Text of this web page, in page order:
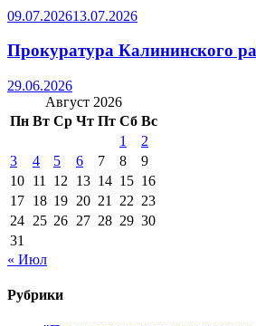
09.07.202613.07.2026
Прокуратура Калининского
29.06.2026
Август 2026
Пн Вт Ср Чт Пт Сб Вс
1
2
3
4 5 6 7 8
9
10 11 12 13 14 15 16
17 18 19 20 21 22 23
24 25 26 27 28 29 30
31
« Июл
Рубрики